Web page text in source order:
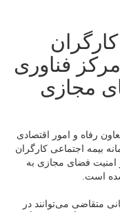
فناوری
مجازی
رفاه و امور اقتصادی
بیمه اجتماعی کارگران
امنیت فضای مجازی به
متقاضی می‌توانند در